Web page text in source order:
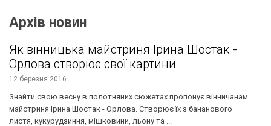
Архів новин
Як вінницька майстриня Ірина Шостак -
Орлова створює свої картини
12 березня 2016
Знайти свою весну в полотняних сюжетах пропонує вінничанам
майстриня Ірина Шостак - Орлова. Створює їх з бананового
листя, кукурудзиння, мішковини, льону та ...